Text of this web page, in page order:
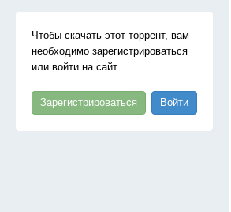
Чтобы скачать этот торрент, вам
необходимо зарегистрироваться
или войти на сайт
Зарегистрироваться Войти